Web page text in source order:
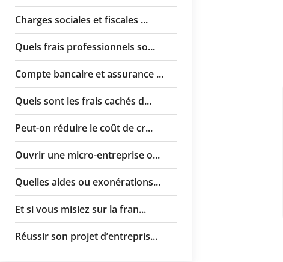
Charges sociales et fiscales ...
Quels frais professionnels so...
Compte bancaire et assurance ...
Quels sont les frais cachés d...
Peut-on réduire le coût de cr...
Ouvrir une micro-entreprise o...
Quelles aides ou exonérations...
Et si vous misiez sur la fran...
Réussir son projet d’entrepris...